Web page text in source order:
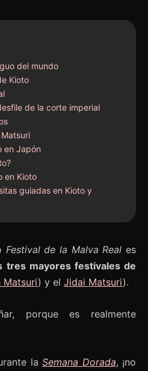
del mundo
Kioto
de la corte imperial
en Japón
en Kioto
guiadas en Kioto y
Festival de la Malva Real es
tres mayores festivales de
Matsuri) y el Jidai Matsuri).
porque es realmente
laSemana Dorada, ¡no